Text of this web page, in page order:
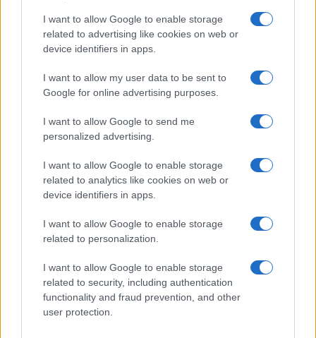
I want to allow Google to enable storage
related to advertising like cookies on web or
device identifiers in apps.
I want to allow my user data to be sent to
Google for online advertising purposes.
I want to allow Google to send me
personalized advertising.
I want to allow Google to enable storage
related to analytics like cookies on web or
device identifiers in apps.
I want to allow Google to enable storage
related to personalization.
I want to allow Google to enable storage
related to security, including authentication
functionality and fraud prevention, and other
user protection.
Η Τουρκική αμυντική βιομηχανία
εξαπλώνεται στη Λατινική Αμερική –
αποτύπωμα ήδη σε Χιλή, Βραζιλία,
Εκουαδόρ, Κολομβία, Αργεντινή
ΣΑΝ ΣΗΜΕΡΑ – 5 Αυγούστου 1964:
Επιχείρηση “Pierce Arrow”, η
Αεροπορία των ΗΠΑ “μπαίνει” στο
Βιετνάμ